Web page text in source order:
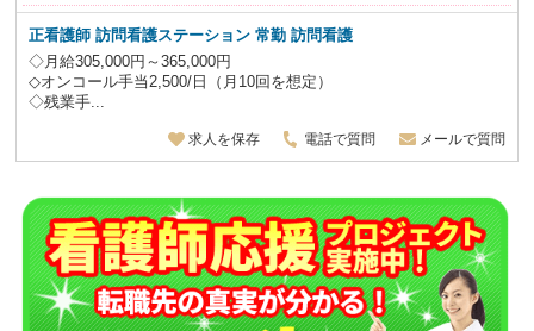
正看護師訪問看護ステーション 常勤 訪問看護
◇月給305,000円～365,000円
◇オンコール手当2,500/日（月10回を想定）
◇残業手...
求人を保存 電話で質問 メールで質問